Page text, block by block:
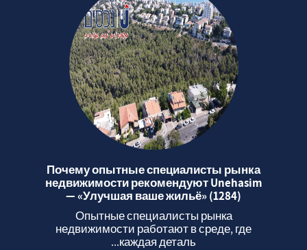
Почему опытные специалисты рынка
недвижимости рекомендуют Unehasim
— «Улучшая ваше жильё» (1284)
Опытные специалисты рынка
недвижимости работают в среде, где
каждая деталь...